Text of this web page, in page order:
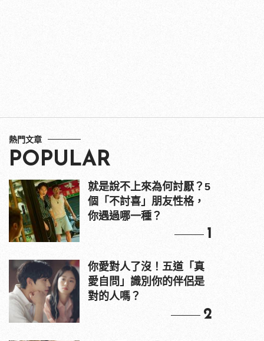
熱門文章
POPULAR
就是說不上來為何討厭？5
個「不討喜」朋友性格，
你遇過哪一種？
1
你愛對人了沒！五道「真
愛自問」識別你的伴侶是
對的人嗎？
2